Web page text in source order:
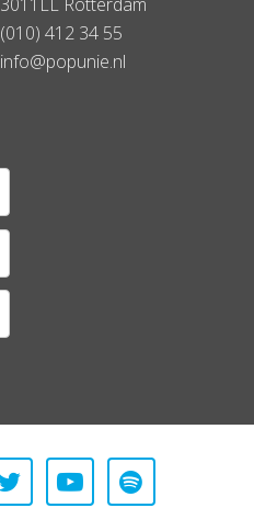
(010) 412 34 55
info@popunie.nl